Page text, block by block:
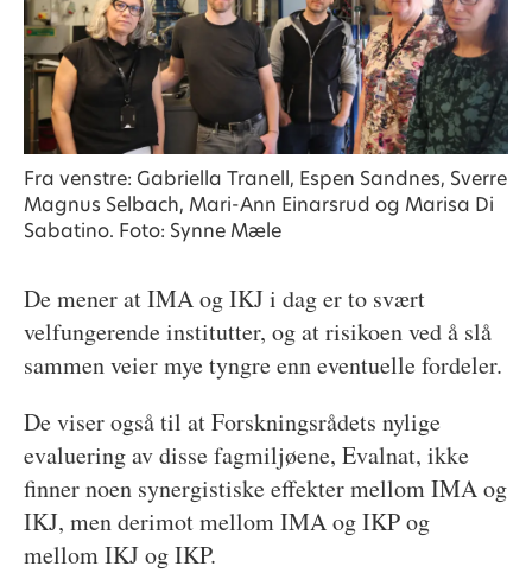
Fra venstre: Gabriella Tranell, Espen Sandnes, Sverre
Magnus Selbach, Mari-Ann Einarsrud og Marisa Di
Sabatino. Foto: Synne Mæle
De mener at IMA og IKJ i dag er to svært
velfungerende institutter, og at risikoen ved å slå
sammen veier mye tyngre enn eventuelle fordeler.
De viser også til at Forskningsrådets nylige
evaluering av disse fagmiljøene, Evalnat, ikke
finner noen synergistiske effekter mellom IMA og
IKJ, men derimot mellom IMA og IKP og
mellom IKJ og IKP.